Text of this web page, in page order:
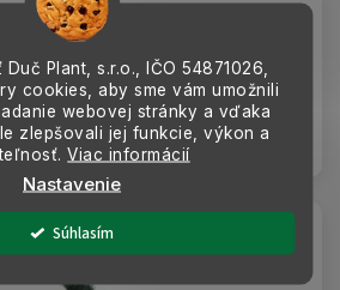
Plant, s.r.o., IČO 54871026,
cookies, aby sme vám umožnili
webovej stránky a vďaka
zlepšovali jej funkcie, výkon a
Viac informácií
Nastavenie
Súhlasím
kompaktným rastom a guľovitou
ktorá jej dodáva príťažlivý